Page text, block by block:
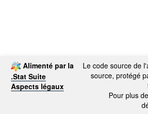
Alimenté par la
.Stat Suite
Aspects légaux
Le code source de
source, protégé
Pour plus